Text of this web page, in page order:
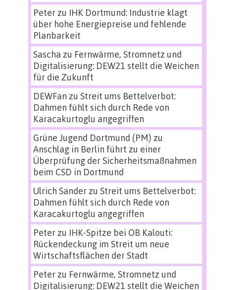
Peterzu IHK Dortmund: Industrie klagt
über hohe Energiepreise und fehlende
Planbarkeit
Sascha zu Fernwärme, Stromnetz und
Digitalisierung: DEW21 stellt die Weichen
für die Zukunft
DEWFan zu Streit ums Bettelverbot:
Dahmen fühlt sich durch Rede von
Karacakurtoglu angegriffen
Grüne Jugend Dortmund (PM) zu
Anschlag in Berlin führt zu einer
Überprüfung der Sicherheitsmaßnahmen
beim CSD in Dortmund
Ulrich Sanderzu Streit ums Bettelverbot:
Dahmen fühlt sich durch Rede von
Karacakurtoglu angegriffen
Peterzu IHK-Spitze bei OB Kalouti:
Rückendeckung im Streit um neue
Wirtschaftsflächen der Stadt
Peterzu Fernwärme, Stromnetz und
Digitalisierung: DEW21 stellt die Weichen